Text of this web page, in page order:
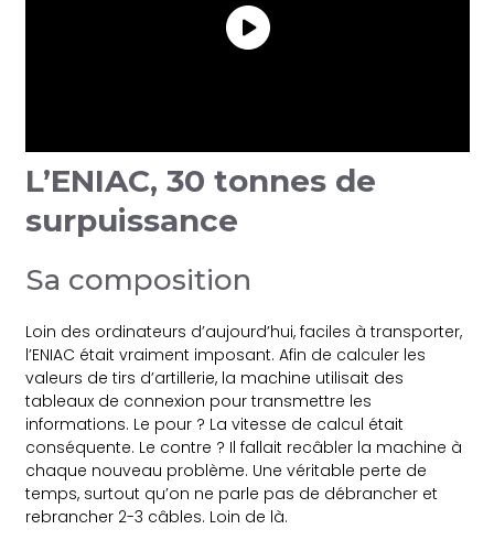
L’ENIAC, 30 tonnes de
surpuissance
Sa composition
Loin des ordinateurs d’aujourd’hui, faciles à transporter,
l’ENIAC était vraiment imposant. Afin de calculer les
valeurs de tirs d’artillerie, la machine utilisait des
tableaux de connexion pour transmettre les
informations. Le pour ? La vitesse de calcul était
conséquente. Le contre ? Il fallait recâbler la machine à
chaque nouveau problème. Une véritable perte de
temps, surtout qu’on ne parle pas de débrancher et
rebrancher 2-3 câbles. Loin de là.